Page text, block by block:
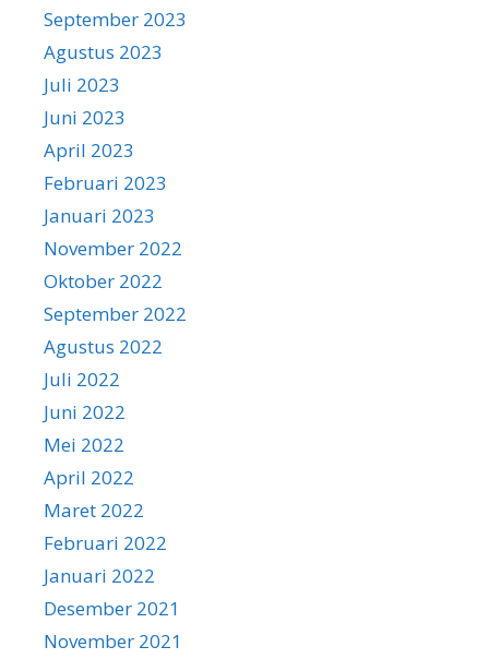
September 2023
Agustus 2023
Juli 2023
Juni 2023
April 2023
Februari 2023
Januari 2023
November 2022
Oktober 2022
September 2022
Agustus 2022
Juli 2022
Juni 2022
Mei 2022
April 2022
Maret 2022
Februari 2022
Januari 2022
Desember 2021
November 2021